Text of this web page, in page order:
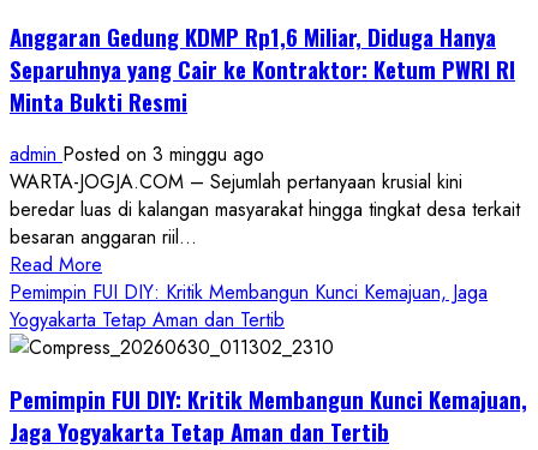
Anggaran Gedung KDMP Rp1,6 Miliar, Diduga Hanya
Separuhnya yang Cair ke Kontraktor: Ketum PWRI RI
Minta Bukti Resmi
admin Posted on 3 minggu ago
WARTA-JOGJA.COM – Sejumlah pertanyaan krusial kini
beredar luas di kalangan masyarakat hingga tingkat desa terkait
besaran anggaran riil...
Read More
more
about
Anggaran
KDMP
Rp1,6
Pemimpin FUI DIY: Kritik Membangun Kunci Kemajuan, Jaga
Yogyakarta Tetap Aman dan Tertib
Pemimpin FUI DIY: Kritik Membangun Kunci Kemajuan,
Jaga Yogyakarta Tetap Aman dan Tertib